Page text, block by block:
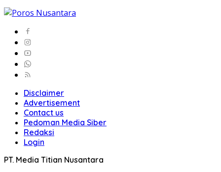
Disclaimer
Advertisement
Contact us
Pedoman Media Siber
Redaksi
Login
PT. Media Titian Nusantara